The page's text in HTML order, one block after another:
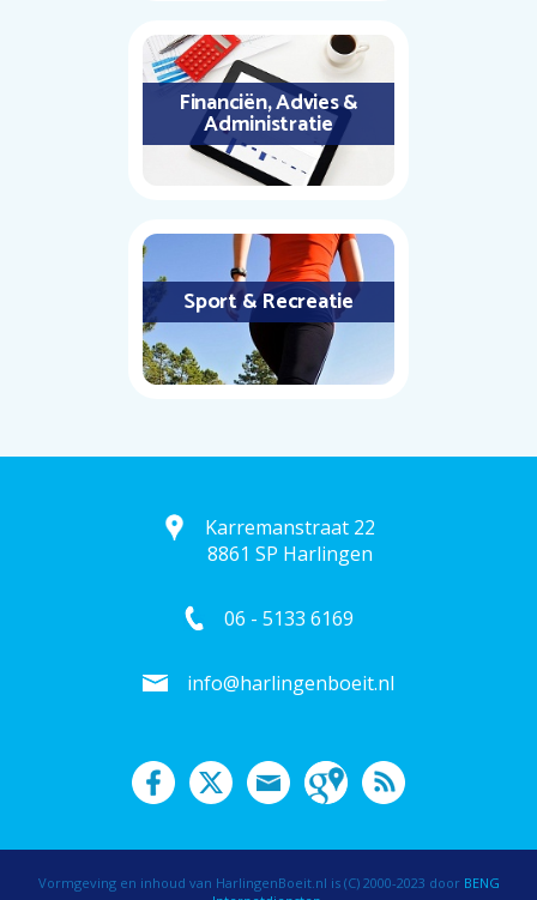
Financiën, Advies &
Administratie
Sport & Recreatie
Karremanstraat 22
8861 SP Harlingen
06 - 5133 6169
info@harlingenboeit.nl
Vormgeving en inhoud van HarlingenBoeit.nl is (C) 2000-2023 door BENG